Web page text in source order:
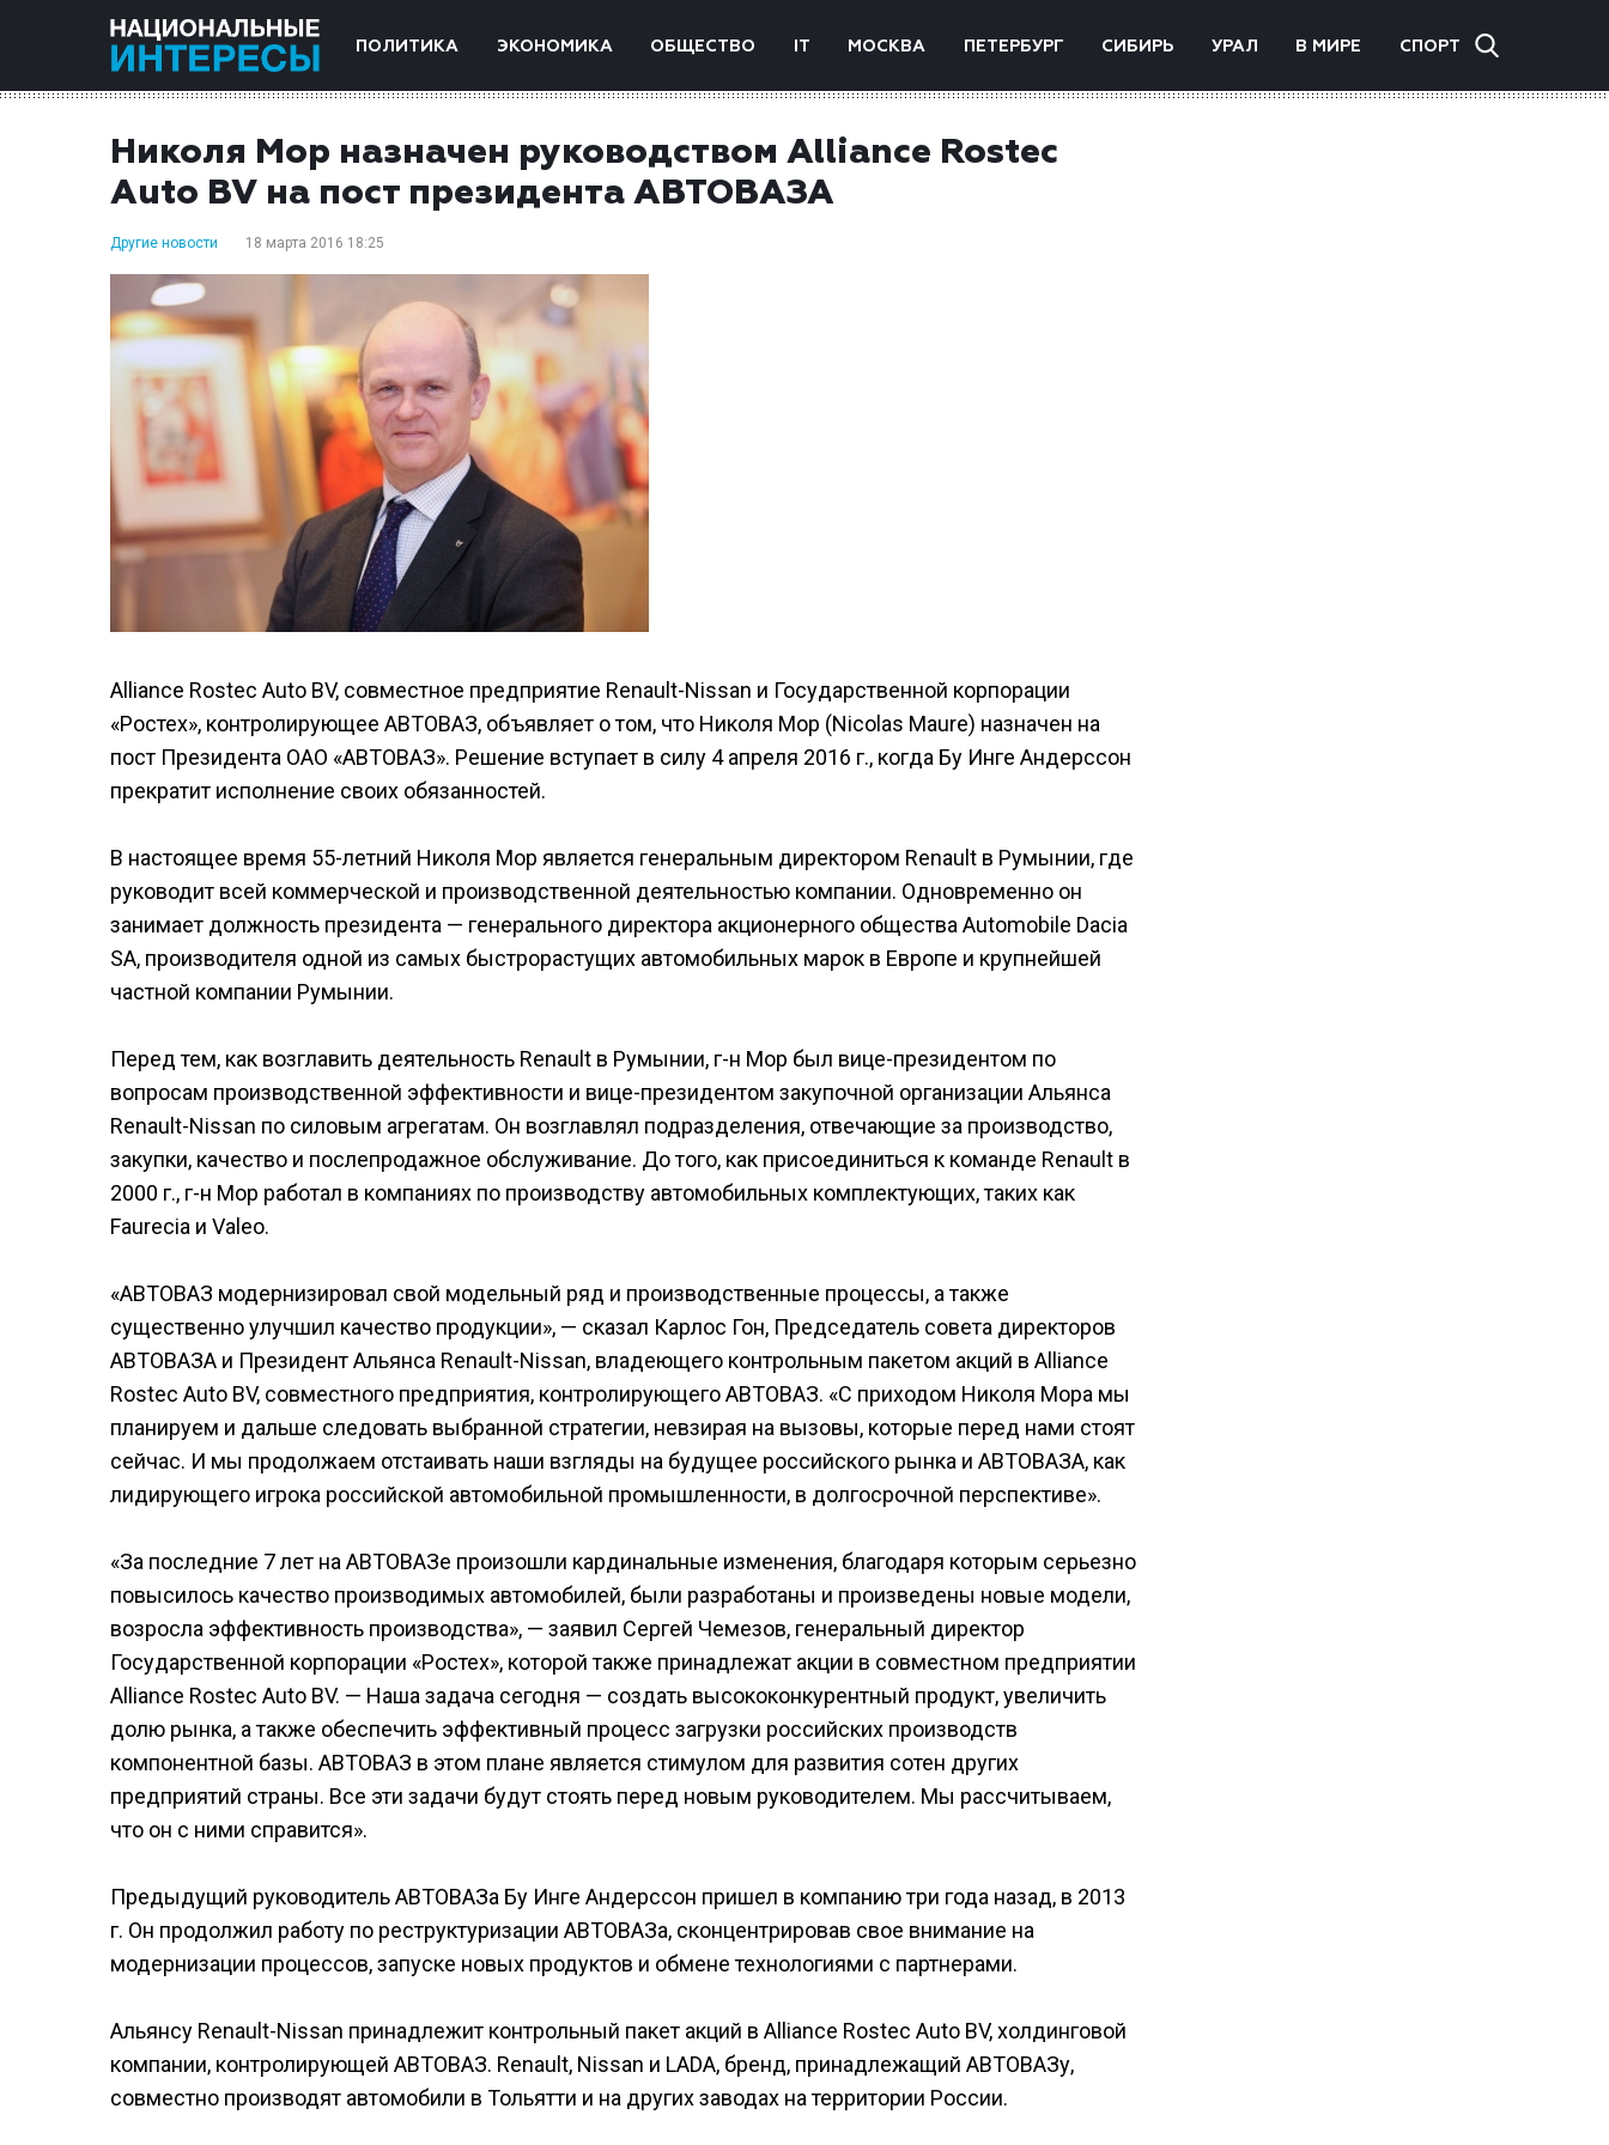
ПОЛИТИКА ЭКОНОМИКА ОБЩЕСТВО IT МОСКВА ПЕТЕРБУРГ СИБИРЬ УРАЛ В МИРЕ СПОРТ
Николя Мор назначен руководством Alliance Rostec
Auto BV на пост президента АВТОВАЗА
Другие новости 18 марта 2016 18:25
Alliance Rostec Auto BV, совместное предприятие Renault-Nissan и Государственной корпорации
«Ростех», контролирующее АВТОВАЗ, объявляет о том, что Николя Мор (Nicolas Maure) назначен на
пост Президента ОАО «АВТОВАЗ». Решение вступает в силу 4 апреля 2016 г., когда Бу Инге Андерссон
прекратит исполнение своих обязанностей.
В настоящее время 55-летний Николя Мор является генеральным директором Renault в Румынии, где
руководит всей коммерческой и производственной деятельностью компании. Одновременно он
занимает должность президента — генерального директора акционерного общества Automobile Dacia
SA, производителя одной из самых быстрорастущих автомобильных марок в Европе и крупнейшей
частной компании Румынии.
Перед тем, как возглавить деятельность Renault в Румынии, г-н Мор был вице-президентом по
вопросам производственной эффективности и вице-президентом закупочной организации Альянса
Renault-Nissan по силовым агрегатам. Он возглавлял подразделения, отвечающие за производство,
закупки, качество и послепродажное обслуживание. До того, как присоединиться к команде Renault в
2000 г., г-н Мор работал в компаниях по производству автомобильных комплектующих, таких как
Faurecia и Valeo.
«АВТОВАЗ модернизировал свой модельный ряд и производственные процессы, а также
существенно улучшил качество продукции», — сказал Карлос Гон, Председатель совета директоров
АВТОВАЗА и Президент Альянса Renault-Nissan, владеющего контрольным пакетом акций в Alliance
Rostec Auto BV, совместного предприятия, контролирующего АВТОВАЗ. «С приходом Николя Мора мы
планируем и дальше следовать выбранной стратегии, невзирая на вызовы, которые перед нами стоят
сейчас. И мы продолжаем отстаивать наши взгляды на будущее российского рынка и АВТОВАЗА, как
лидирующего игрока российской автомобильной промышленности, в долгосрочной перспективе».
«За последние 7 лет на АВТОВАЗе произошли кардинальные изменения, благодаря которым серьезно
повысилось качество производимых автомобилей, были разработаны и произведены новые модели,
возросла эффективность производства», — заявил Сергей Чемезов, генеральный директор
Государственной корпорации «Ростех», которой также принадлежат акции в совместном предприятии
Alliance Rostec Auto BV. — Наша задача сегодня — создать высококонкурентный продукт, увеличить
долю рынка, а также обеспечить эффективный процесс загрузки российских производств
компонентной базы. АВТОВАЗ в этом плане является стимулом для развития сотен других
предприятий страны. Все эти задачи будут стоять перед новым руководителем. Мы рассчитываем,
что он с ними справится».
Предыдущий руководитель АВТОВАЗа Бу Инге Андерссон пришел в компанию три года назад, в 2013
г. Он продолжил работу по реструктуризации АВТОВАЗа, сконцентрировав свое внимание на
модернизации процессов, запуске новых продуктов и обмене технологиями с партнерами.
Альянсу Renault-Nissan принадлежит контрольный пакет акций в Alliance Rostec Auto BV, холдинговой
компании, контролирующей АВТОВАЗ. Renault, Nissan и LADA, бренд, принадлежащий АВТОВАЗу,
совместно производят автомобили в Тольятти и на других заводах на территории России.